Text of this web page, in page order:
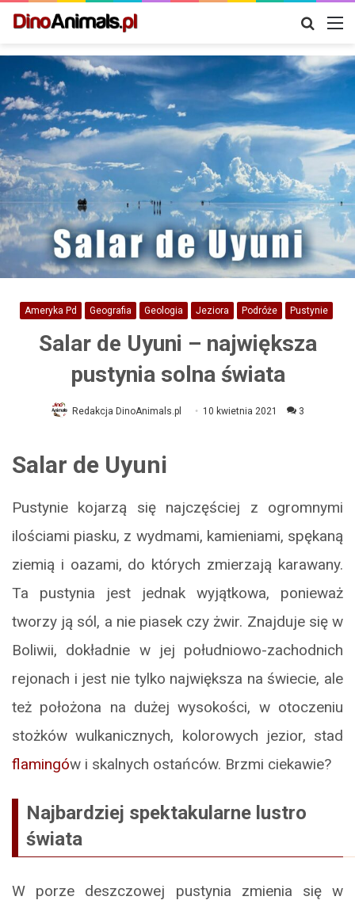
Szukaj
Ameryka Pd Geografia Geologia Jeziora Podróże Pustynie
Salar de Uyuni – największa
pustynia solna świata
Redakcja DinoAnimals.pl 10 kwietnia 2021 3
Salar de Uyuni
Pustynie kojarzą się najczęściej z ogromnymi
ilościami piasku, z wydmami, kamieniami, spękaną
ziemią i oazami, do których zmierzają karawany.
Ta pustynia jest jednak wyjątkowa, ponieważ
tworzy ją sól, a nie piasek czy żwir. Znajduje się w
Boliwii, dokładnie w jej południowo-zachodnich
rejonach i jest nie tylko największa na świecie, ale
też położona na dużej wysokości, w otoczeniu
stożków wulkanicznych, kolorowych jezior, stad
flamingów i skalnych ostańców. Brzmi ciekawie?
Najbardziej spektakularne lustro
świata
W porze deszczowej pustynia zmienia się w